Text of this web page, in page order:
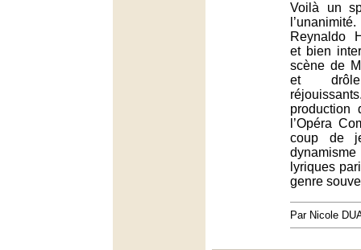
Voilà un
Reynaldo
et bien
scène de
et
production
l’Opéra
coup de
lyriques
genre
Par Nicole